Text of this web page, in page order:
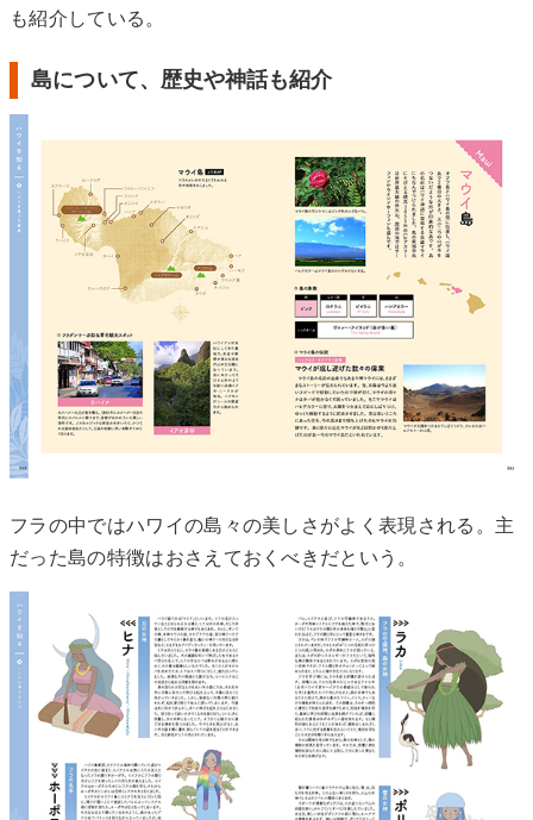
も紹介している。
島について、歴史や神話も紹介
フラの中ではハワイの島々の美しさがよく表現される。主
だった島の特徴はおさえておくべきだという。